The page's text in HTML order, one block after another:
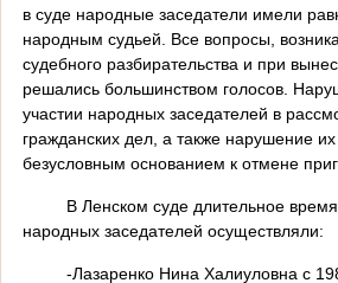
в суде народные заседатели имели
народным судьей. Все вопросы,
судебного разбирательства и при
решались большинством голосов.
участии народных заседателей в
гражданских дел, а также нарушение
безусловным основанием к отмене
В Ленском суде длительное
народных заседателей осуществляли:
-Лазаренко Нина Халиуловна с